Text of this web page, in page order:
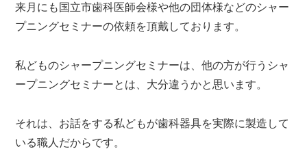
来月にも国立市歯科医師会様や他の団体様などのシャー
プニングセミナーの依頼を頂戴しております。
私どものシャープニングセミナーは、他の方が行うシャ
ープニングセミナーとは、大分違うかと思います。
それは、お話をする私どもが歯科器具を実際に製造して
いる職人だからです。